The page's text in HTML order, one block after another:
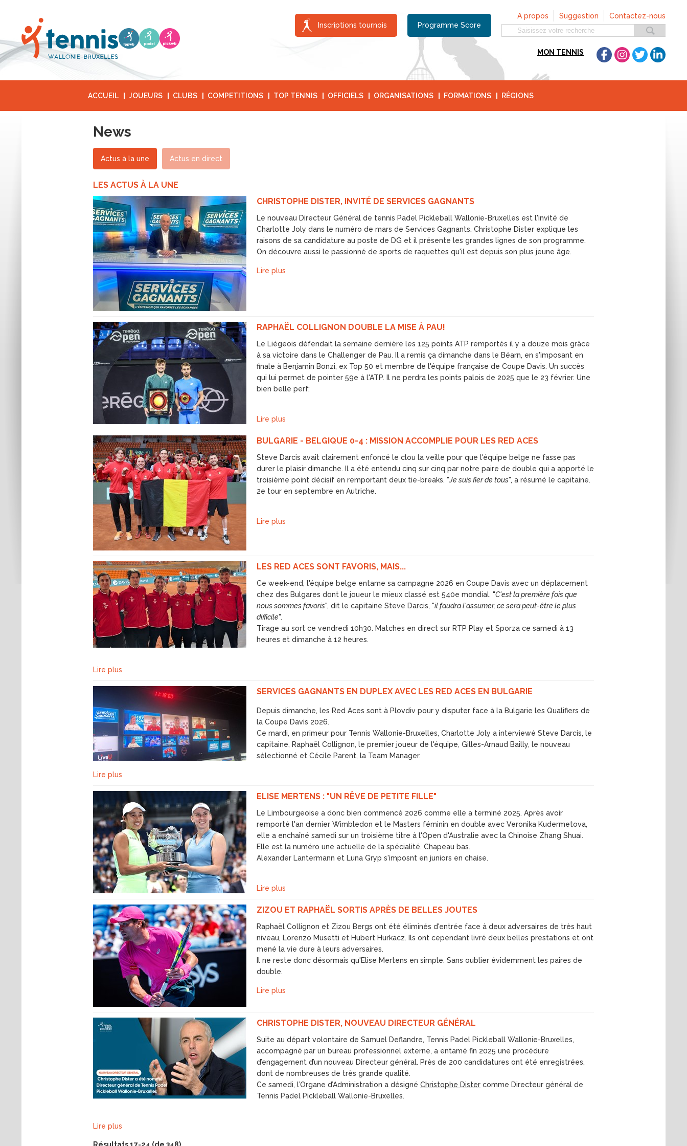
Contactez-nous
Suggestion
A propos
Programme Score
Inscriptions tournois
MON TENNIS
ACCUEIL JOUEURS CLUBS COMPETITIONS TOP TENNIS OFFICIELS ORGANISATIONS FORMATIONS RÉGIONS
News
Actus à la une Actus en direct
LES ACTUS À LA UNE
CHRISTOPHE DISTER, INVITÉ DE SERVICES GAGNANTS
Le nouveau Directeur Général de tennis Padel Pickleball Wallonie-Bruxelles est l'invité de
Charlotte Joly dans le numéro de mars de Services Gagnants. Christophe Dister explique les
raisons de sa candidature au poste de DG et il présente les grandes lignes de son programme.
On découvre aussi le passionné de sports de raquettes qu'il est depuis son plus jeune âge.
Lire plus
RAPHAËL COLLIGNON DOUBLE LA MISE À PAU!
Le Liégeois défendait la semaine dernière les 125 points ATP remportés il y a douze mois grâce
à sa victoire dans le Challenger de Pau. Il a remis ça dimanche dans le Béarn, en s'imposant en
finale à Benjamin Bonzi, ex Top 50 et membre de l'équipe française de Coupe Davis. Un succès
qui lui permet de pointer 59e à l'ATP. Il ne perdra les points palois de 2025 que le 23 février. Une
bien belle perf;
Lire plus
BULGARIE - BELGIQUE 0-4 : MISSION ACCOMPLIE POUR LES RED ACES
Steve Darcis avait clairement enfoncé le clou la veille pour que l'équipe belge ne fasse pas
durer le plaisir dimanche. Il a été entendu cinq sur cinq par notre paire de double qui a apporté le
troisième point décisif en remportant deux tie-breaks. "Je suis fier de tous", a résumé le capitaine.
2e tour en septembre en Autriche.
Lire plus
LES RED ACES SONT FAVORIS, MAIS...
Ce week-end, l'équipe belge entame sa campagne 2026 en Coupe Davis avec un déplacement
chez des Bulgares dont le joueur le mieux classé est 540e mondial. "C'est la première fois que
nous sommes favoris", dit le capitaine Steve Darcis, "il faudra l'assumer, ce sera peut-être le plus
difficile".
Tirage au sort ce vendredi 10h30. Matches en direct sur RTP Play et Sporza ce samedi à 13
heures et dimanche à 12 heures.
Lire plus
SERVICES GAGNANTS EN DUPLEX AVEC LES RED ACES EN BULGARIE
Depuis dimanche, les Red Aces sont à Plovdiv pour y disputer face à la Bulgarie les Qualifiers de
la Coupe Davis 2026.
Ce mardi, en primeur pour Tennis Wallonie-Bruxelles, Charlotte Joly a interviewé Steve Darcis, le
capitaine, Raphaël Collignon, le premier joueur de l'équipe, Gilles-Arnaud Bailly, le nouveau
sélectionné et Cécile Parent, la Team Manager.
Lire plus
ELISE MERTENS : "UN RÊVE DE PETITE FILLE"
Le Limbourgeoise a donc bien commencé 2026 comme elle a terminé 2025. Après avoir
remporté l'an dernier Wimbledon et le Masters féminin en double avec Veronika Kudermetova,
elle a enchaîné samedi sur un troisième titre à l'Open d'Australie avec la Chinoise Zhang Shuai.
Elle est la numéro une actuelle de la spécialité. Chapeau bas.
Alexander Lantermann et Luna Gryp s'imposnt en juniors en chaise.
Lire plus
ZIZOU ET RAPHAËL SORTIS APRÈS DE BELLES JOUTES
Raphaël Collignon et Zizou Bergs ont été éliminés d'entrée face à deux adversaires de très haut
niveau, Lorenzo Musetti et Hubert Hurkacz. Ils ont cependant livré deux belles prestations et ont
mené la vie dure à leurs adversaires.
Il ne reste donc désormais qu'Elise Mertens en simple. Sans oublier évidemment les paires de
double.
Lire plus
CHRISTOPHE DISTER, NOUVEAU DIRECTEUR GÉNÉRAL
Suite au départ volontaire de Samuel Deflandre, Tennis Padel Pickleball Wallonie-Bruxelles,
accompagné par un bureau professionnel externe, a entamé fin 2025 une procédure
d’engagement d’un nouveau Directeur général. Près de 200 candidatures ont été enregistrées,
dont de nombreuses de très grande qualité.
Ce samedi, l’Organe d’Administration a désigné Christophe Dister comme Directeur général de
Tennis Padel Pickleball Wallonie-Bruxelles.
Lire plus